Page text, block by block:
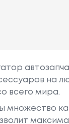
на
всего мира.